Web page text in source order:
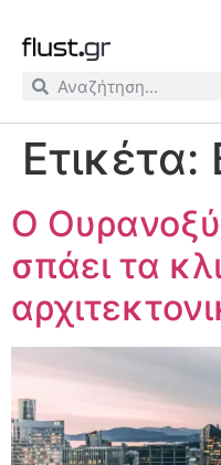
Ετικέτα:
Ο
σπάει τα